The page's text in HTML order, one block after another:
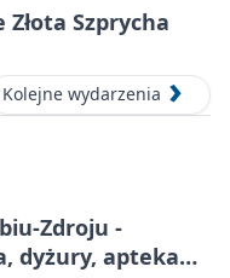
Szprycha
Kolejne wydarzenia
Zdroju -
dyżury, apteka